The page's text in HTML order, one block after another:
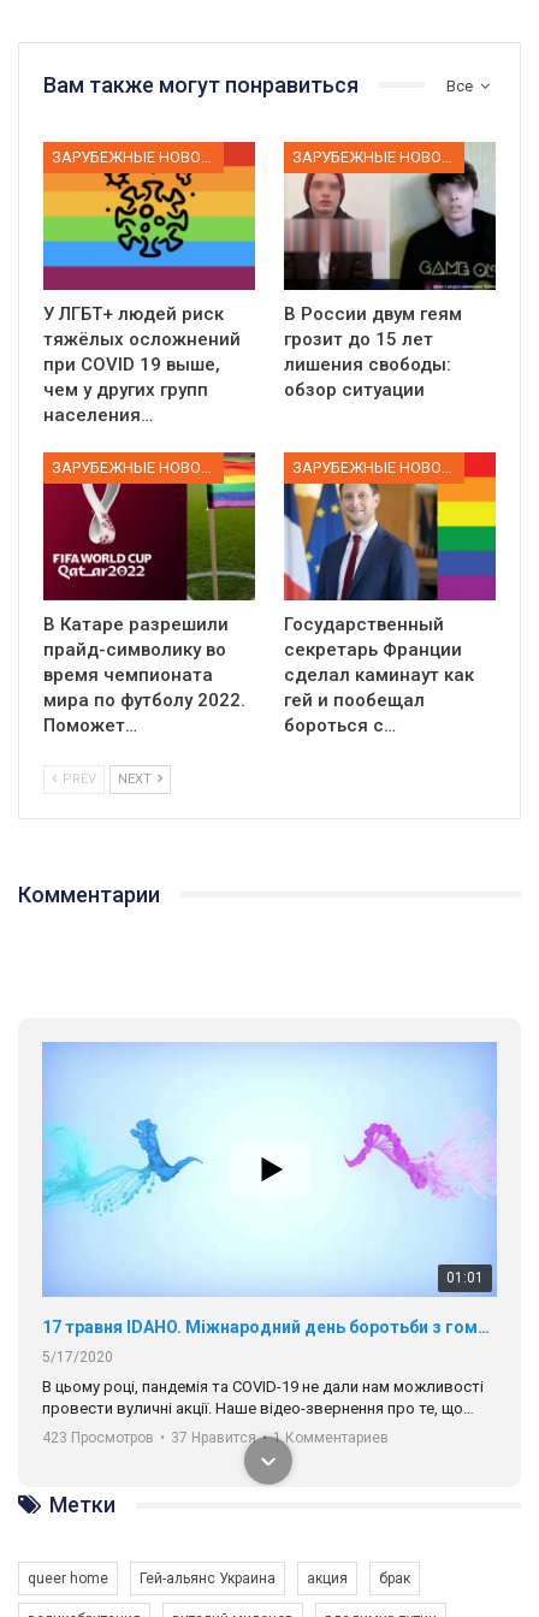
Все
Вам также могут понравиться
У ЛГБТ+ людей риск
тяжёлых осложнений
при COVID 19 выше,
чем у других групп
населения…
В России двум геям
грозит до 15 лет
лишения свободы:
обзор ситуации
В Катаре разрешили
прайд-символику во
время чемпионата
мира по футболу 2022.
Поможет…
Государственный
секретарь Франции
сделал каминаут как
гей и пообещал
бороться с…
PREV NEXT
Комментарии
01:01
17 травня IDAHO. Міжнародний день боротьби з гомофобією трансфобією і біфобія.
провести вуличні акції. Наше відео-звернення про те, що
навіть коли ми у різних містах та не можемо зустрінеться, ми
разом. Ми закликаємо всіх хто поділяє цінності рівності та
солідарності, приєднатися до нас. Регіональні підрозділи
ГАУ є в 16 областях України.
Разом наш голос лунає гучніше!
Метки
queer home Гей-альянс Украина акция брак